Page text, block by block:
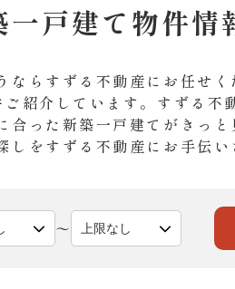
戸建て物件情
ならすずる不動産にお任せ
紹介しています。すずる不
合った新築一戸建てがきっ
をすずる不動産にお手伝い
〜